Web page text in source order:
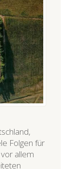
Folgen für
allem